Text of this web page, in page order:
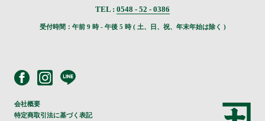
TEL : 0548 - 52 - 0386
受付時間：午前 9 時 - 午後 5 時 ( 土、日、祝、年末年始は除く )
会社概要
特定商取引法に基づく表記